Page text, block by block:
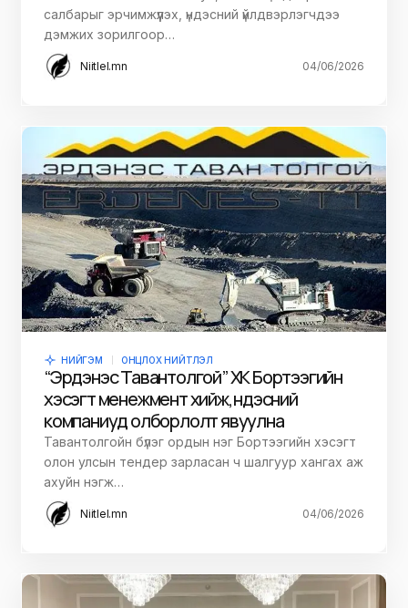
салбарыг эрчимжүүлэх, үндэсний үйлдвэрлэгчдээ
дэмжих зорилгоор…
Niitlel.mn 04/06/2026
НИЙГЭМ ОНЦЛОХ НИЙТЛЭЛ
“Эрдэнэс Тавантолгой” ХК Бортээгийн
хэсэгт менежмент хийж, үндэсний
компаниуд олборлолт явуулна
Тавантолгойн бүлэг ордын нэг Бортээгийн хэсэгт
олон улсын тендер зарласан ч шалгуур хангах аж
ахуйн нэгж…
Niitlel.mn 04/06/2026